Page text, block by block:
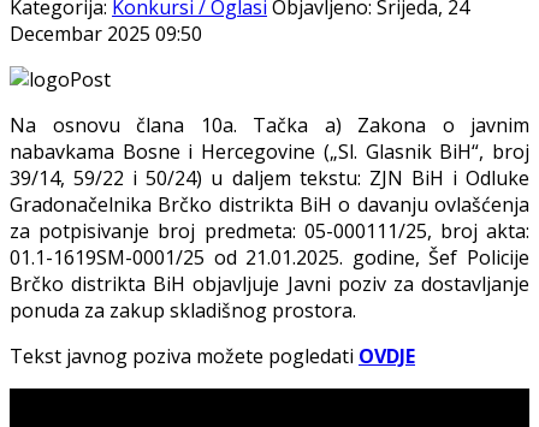
Kategorija: Konkursi / Oglasi Objavljeno: Srijeda, 24
Decembar 2025 09:50
Na osnovu člana 10a. Tačka a) Zakona o javnim
nabavkama Bosne i Hercegovine („Sl. Glasnik BiH“, broj
39/14, 59/22 i 50/24) u daljem tekstu: ZJN BiH i Odluke
Gradonačelnika Brčko distrikta BiH o davanju ovlašćenja
za potpisivanje broj predmeta: 05-000111/25, broj akta:
01.1-1619SM-0001/25 od 21.01.2025. godine, Šef Policije
Brčko distrikta BiH objavljuje Javni poziv za dostavljanje
ponuda za zakup skladišnog prostora.
Tekst javnog poziva možete pogledati OVDJE